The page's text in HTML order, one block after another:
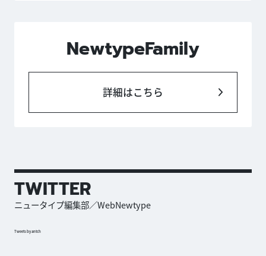
NewtypeFamily
詳細はこちら
TWITTER
ニュータイプ編集部／WebNewtype
Tweets by antch